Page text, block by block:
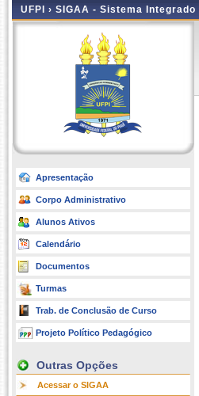
UFPI › SIGAA - Sistema
Apresentação
Corpo Administrativo
Alunos Ativos
Calendário
Documentos
Turmas
Trab. de Conclusão de Curso
Projeto Político Pedagógico
Outras Opções
Acessar o SIGAA